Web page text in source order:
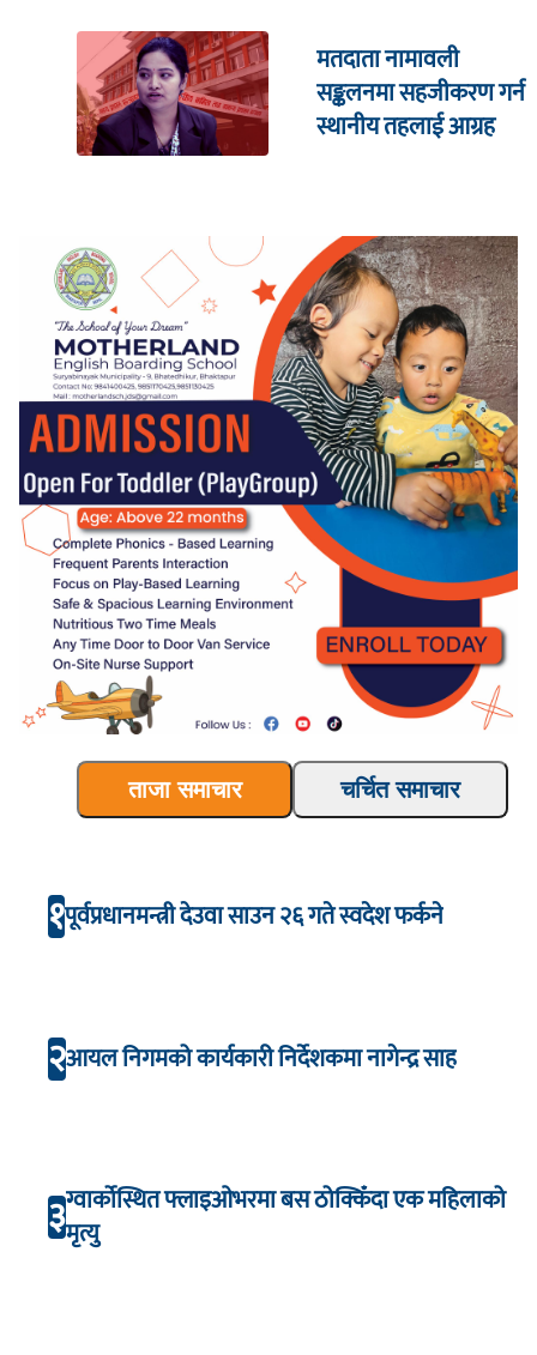
मतदाता नामावली
सङ्कलनमा सहजीकरण गर्न
स्थानीय तहलाई आग्रह
ताजा समाचार चर्चित समाचार
१पूर्वप्रधानमन्त्री देउवा साउन २६ गते स्वदेश फर्कने
२आयल निगमको कार्यकारी निर्देशकमा नागेन्द्र साह
३ग्वार्कोस्थित फ्लाइओभरमा बस ठोक्किँदा एक महिलाको
मृत्यु